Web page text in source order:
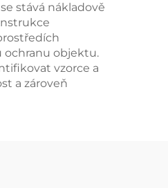
stává nákladově
ochranu objektu.
vzorce a
a zároveň